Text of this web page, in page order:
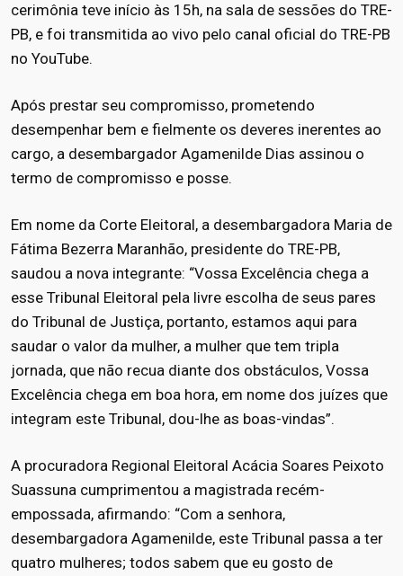
cerimônia teve início às 15h, na sala de sessões do TRE-
PB, e foi transmitida ao vivo pelo canal oficial do TRE-PB
no YouTube.
Após prestar seu compromisso, prometendo
desempenhar bem e fielmente os deveres inerentes ao
cargo, a desembargador Agamenilde Dias assinou o
termo de compromisso e posse.
Em nome da Corte Eleitoral, a desembargadora Maria de
Fátima Bezerra Maranhão, presidente do TRE-PB,
saudou a nova integrante: “Vossa Excelência chega a
esse Tribunal Eleitoral pela livre escolha de seus pares
do Tribunal de Justiça, portanto, estamos aqui para
saudar o valor da mulher, a mulher que tem tripla
jornada, que não recua diante dos obstáculos, Vossa
Excelência chega em boa hora, em nome dos juízes que
integram este Tribunal, dou-lhe as boas-vindas”.
A procuradora Regional Eleitoral Acácia Soares Peixoto
Suassuna cumprimentou a magistrada recém-
empossada, afirmando: “Com a senhora,
desembargadora Agamenilde, este Tribunal passa a ter
quatro mulheres; todos sabem que eu gosto de